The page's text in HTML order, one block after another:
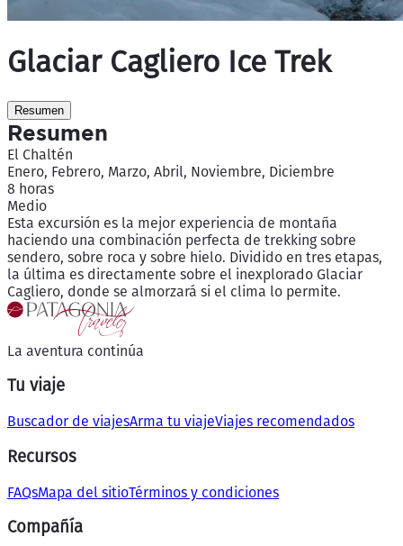
Glaciar Cagliero Ice Trek
Resumen
Resumen
El Chaltén
Enero, Febrero, Marzo, Abril, Noviembre, Diciembre
8 horas
Medio
Esta excursión es la mejor experiencia de montaña
haciendo una combinación perfecta de trekking sobre
sendero, sobre roca y sobre hielo. Dividido en tres etapas,
la última es directamente sobre el inexplorado Glaciar
Cagliero, donde se almorzará si el clima lo permite.
La aventura continúa
Tu viaje
Buscador de viajesArma tu viajeViajes recomendados
Recursos
FAQsMapa del sitioTérminos y condiciones
Compañía